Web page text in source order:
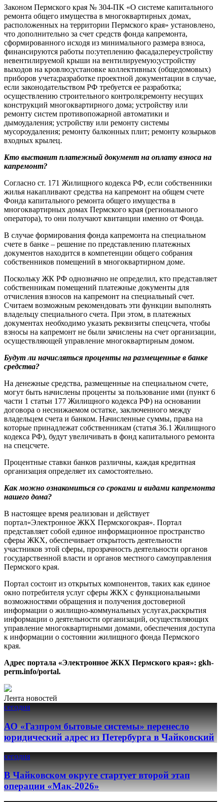
Законом Пермского края № 304-ПК «О системе капитального
ремонта общего имущества в многоквартирных домах,
расположенных на территории Пермского края» установлено,
что дополнительно за счет средств фонда капремонта,
сформированного исходя из минимального размера взноса,
финансируются работы по:утеплению фасада;переустройству
невентилируемой крыши на вентилируемую;устройству
выходов на кровлю;установке коллективных (общедомовых)
приборов учета;разработке проектной документации в случае,
если законодательством РФ требуется ее разработка;
осуществлению строительного контроля;ремонту несущих
конструкций многоквартирного дома; устройству или
ремонту систем противопожарной автоматики и
дымоудаления; устройству или ремонту системы
мусороудаления; ремонту балконных плит; ремонту козырьков
входных крылец.
Кто выставит платежный документ на оплату взноса на
капремонт?
Согласно ст. 171 Жилищного кодекса РФ, если собственники
жилья накапливают средства на капремонт на общем счете
Фонда капитального ремонта общего имущества в
многоквартирных домах Пермского края (регионального
оператора), то они получают квитанции именно от Фонда.
В случае формирования фонда капремонта на специальном
счете в банке – решение по представлению платежных
документов находится в компетенции общего собрания
собственников помещений в многоквартирном доме.
Поскольку ЖК РФ однозначно не определил, кто представляет
собственникам помещений платежные документы для
отчисления взносов на капремонт на специальный счет.
Считаем возможным рекомендовать эти функции выполнять
владельцу специального счета. При этом, в платежных
документах необходимо указать реквизиты спецсчета, чтобы
взносы на капремонт не были зачислены на счет организации,
осуществляющей управление многоквартирным домом.
Будут ли начисляться проценты на размещенные в банке
средства?
На денежные средства, размещенные на специальном счете,
могут быть начислены проценты за пользование ими (пункт 6
части 1 статьи 177 Жилищного кодекса РФ) на основании
договора о неснижаемом остатке, заключенного между
владельцем счета и банком. Начисленные суммы, права на
которые принадлежат собственникам (статья 36.1 Жилищного
кодекса РФ), будут увеличивать в фонд капитального ремонта
на спецсчете.
Процентные ставки банков различны, каждая кредитная
организация определяет их самостоятельно.
Как можно ознакомиться со сроками и видами капремонта
нашего дома?
В настоящее время реализован и действует
портал«Электронное ЖКХ Пермскогокрая». Портал
представляет собой единое информационное пространство
сферы ЖКХ, обеспечивает открытость деятельности
участников этой сферы, прозрачность деятельности органов
государственной власти и органов местного самоуправления
Пермского края.
Портал состоит из открытых компонентов, таких как единое
окно потребителя услуг сферы ЖКХ с функциональными
возможностями обращения и получения достоверной
информации о жилищно-коммунальных услугах,раскрытия
информации о деятельности организаций, осуществляющих
управление многоквартирными домами, обеспечения доступа
к информации о состоянии жилищного фонда Пермского
края.
Адрес портала «Электронное ЖКХ Пермского края»: gkh-
perm.info/portal.
Лента новостей
сегодня
АО «Газпром бытовые системы» перенесло
юридический адрес из Петербурга в Чайковский
сегодня
В Чайковском округе стартует второй этап
операции «Мак-2026»